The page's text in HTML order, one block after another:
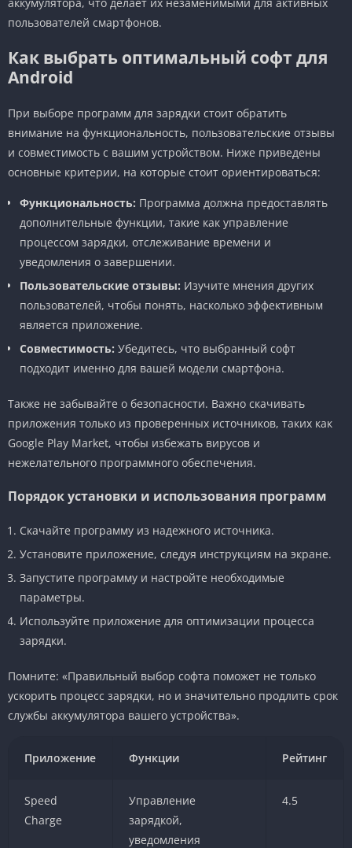
пользователей смартфонов.
Как выбрать оптимальный софт для
Android
При выборе программ для зарядки стоит обратить
внимание на функциональность, пользовательские отзывы
и совместимость с вашим устройством. Ниже приведены
основные критерии, на которые стоит ориентироваться:
Функциональность: Программа должна предоставлять
дополнительные функции, такие как управление
процессом зарядки, отслеживание времени и
уведомления о завершении.
Пользовательские отзывы: Изучите мнения других
пользователей, чтобы понять, насколько эффективным
является приложение.
Совместимость: Убедитесь, что выбранный софт
подходит именно для вашей модели смартфона.
Также не забывайте о безопасности. Важно скачивать
приложения только из проверенных источников, таких как
Google Play Market, чтобы избежать вирусов и
нежелательного программного обеспечения.
Порядок установки и использования программ
Скачайте программу из надежного источника.
Установите приложение, следуя инструкциям на экране.
Запустите программу и настройте необходимые
параметры.
Используйте приложение для оптимизации процесса
зарядки.
Помните: «Правильный выбор софта поможет не только
ускорить процесс зарядки, но и значительно продлить срок
службы аккумулятора вашего устройства».
Приложение Функции Рейтинг
Speed
Charge
Управление
зарядкой,
уведомления
4.5